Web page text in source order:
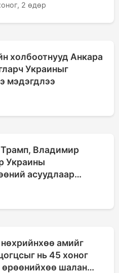
2 өдөр
холбоотнууд Анкара
Украиныг
мэдэгдлээ
Владимир
Украины
асуудлаар
ярьжээ
нөхрийнхөө амийг
нь 45 хоног
өрөөнийхөө шалан